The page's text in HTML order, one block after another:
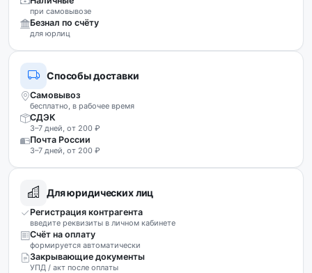
при самовывозе
Безнал по счёту
для юрлиц
Способы доставки
Самовывоз
бесплатно, в рабочее время
СДЭК
3–7 дней, от 200 ₽
Почта России
3–7 дней, от 200 ₽
Для юридических лиц
Регистрация контрагента
введите реквизиты в личном кабинете
Счёт на оплату
формируется автоматически
Закрывающие документы
УПД / акт после оплаты